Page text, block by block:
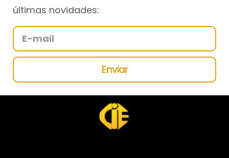
últimas novidades:
Enviar